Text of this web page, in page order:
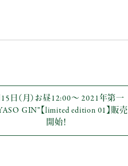
日（月）お昼12:00～ 2021年第一
GIN”【limited edition 01】販売
開始！